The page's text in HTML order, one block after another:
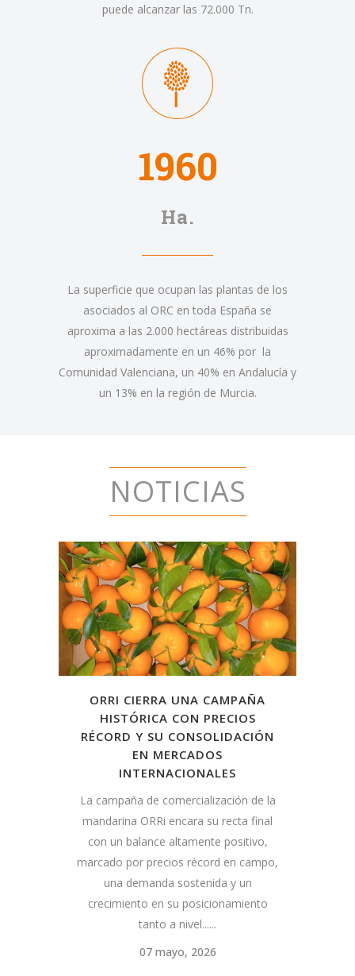
puede alcanzar las 72.000 Tn.
1960
Ha.
La superficie que ocupan las plantas de los
asociados al ORC en toda España se
aproxima a las 2.000 hectáreas distribuidas
aproximadamente en un 46% por la
Comunidad Valenciana, un 40% en Andalucía y
un 13% en la región de Murcia.
NOTICIAS
ORRI CIERRA UNA CAMPAÑA
HISTÓRICA CON PRECIOS
RÉCORD Y SU CONSOLIDACIÓN
EN MERCADOS
INTERNACIONALES
La campaña de comercialización de la
mandarina ORRi encara su recta final
con un balance altamente positivo,
marcado por precios récord en campo,
una demanda sostenida y un
crecimiento en su posicionamiento
tanto a nivel......
07 mayo, 2026